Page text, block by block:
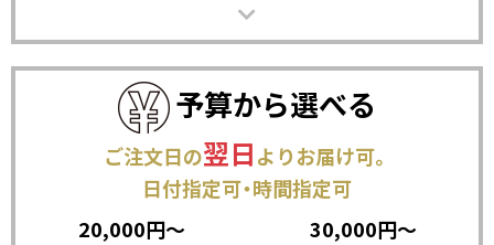
予算から選べる
ご注文日の翌日よりお届け可。
日付指定可・時間指定可
20,000円〜
30,000円〜